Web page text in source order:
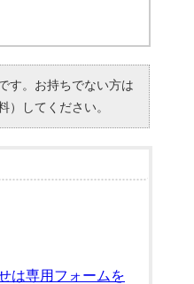
す。お持ちでない方は
）してください。
は専用フォームを